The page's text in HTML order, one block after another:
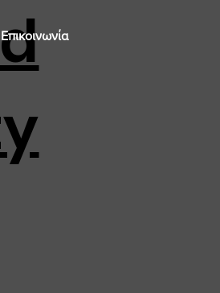
Επικοινωνία